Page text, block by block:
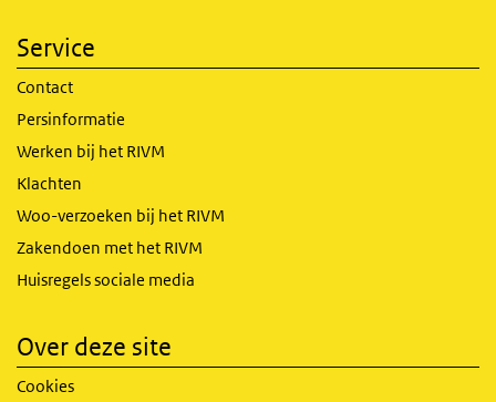
Service
Contact
Persinformatie
Werken bij het RIVM
Klachten
Woo-verzoeken bij het RIVM
Zakendoen met het RIVM
Huisregels sociale media
Over deze site
Cookies